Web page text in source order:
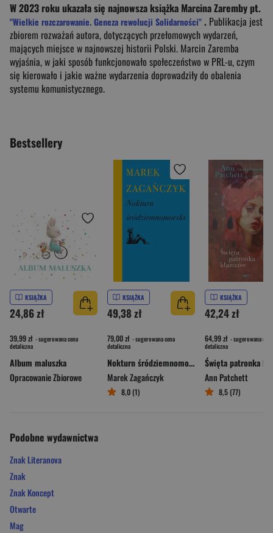
W 2023 roku ukazała się najnowsza książka Marcina Zaremby pt.
"Wielkie rozczarowanie. Geneza rewolucji Solidarności". Publikacja jest
zbiorem rozważań autora, dotyczących przełomowych wydarzeń,
mających miejsce w najnowszej historii Polski. Marcin Zaremba
wyjaśnia, w jaki sposób funkcjonowało społeczeństwo w PRL-u, czym
się kierowało i jakie ważne wydarzenia doprowadziły do obalenia
systemu komunistycznego.
Bestsellery
KSIĄŻKA
24,86 zł
39,99 zł - sugerowana cena
detaliczna
Album maluszka
Opracowanie Zbiorowe
KSIĄŻKA
49,38 zł
79,00 zł - sugerowana cena
detaliczna
Nokturn śródziemnomorski
Marek Zagańczyk
8,0 (1)
KSIĄŻKA
42,24 zł
64,99 zł - sugerowana cena
detaliczna
Ann Patchett
8,5 (77)
Podobne wydawnictwa
Znak Literanova
Znak
Znak Koncept
Otwarte
Mag